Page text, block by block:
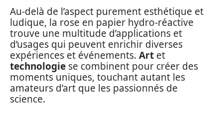
Au-delà de l’aspect purement esthétique et
ludique, la rose en papier hydro-réactive
trouve une multitude d’applications et
d’usages qui peuvent enrichir diverses
expériences et événements. Art et
technologie se combinent pour créer des
moments uniques, touchant autant les
amateurs d’art que les passionnés de
science.